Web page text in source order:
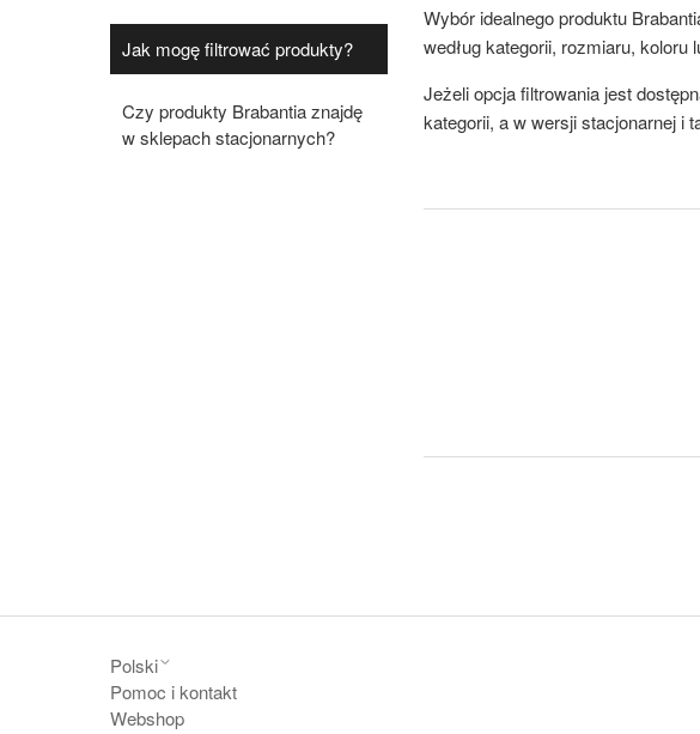
Jak mogę filtrować produkty?
Czy produkty Brabantia znajdę
w sklepach stacjonarnych?
Wybór idealnego produktu
według kategorii, rozmiaru,
Jeżeli opcja filtrowania jest
kategorii, a w wersji stacjonarnej i
Polski
Pomoc i kontakt
Webshop